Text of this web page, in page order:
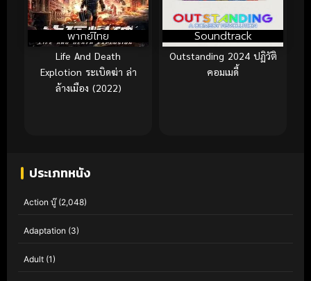
พากย์ไทย
Life And Death
Explotion ระเบิดฆ่า ล่า
ล้างเมือง (2022)
Soundtrack
Outstanding 2024 ปฏิวัติ
คอมเมดี้
ประเภทหนัง
Action บู๊(2,048)
Adaptation (3)
Adult (1)